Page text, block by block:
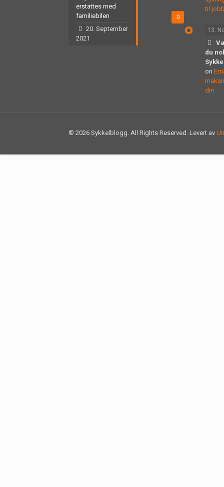
0
erstattes med
familiebilen
20. September
2021
til
13.
du
on
din
© 2026 Sykkelblogg. All Rights Reserved. Levert av